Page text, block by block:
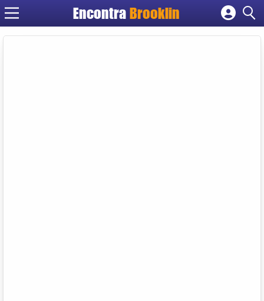
Encontra Brooklin
Cadastrar empresa